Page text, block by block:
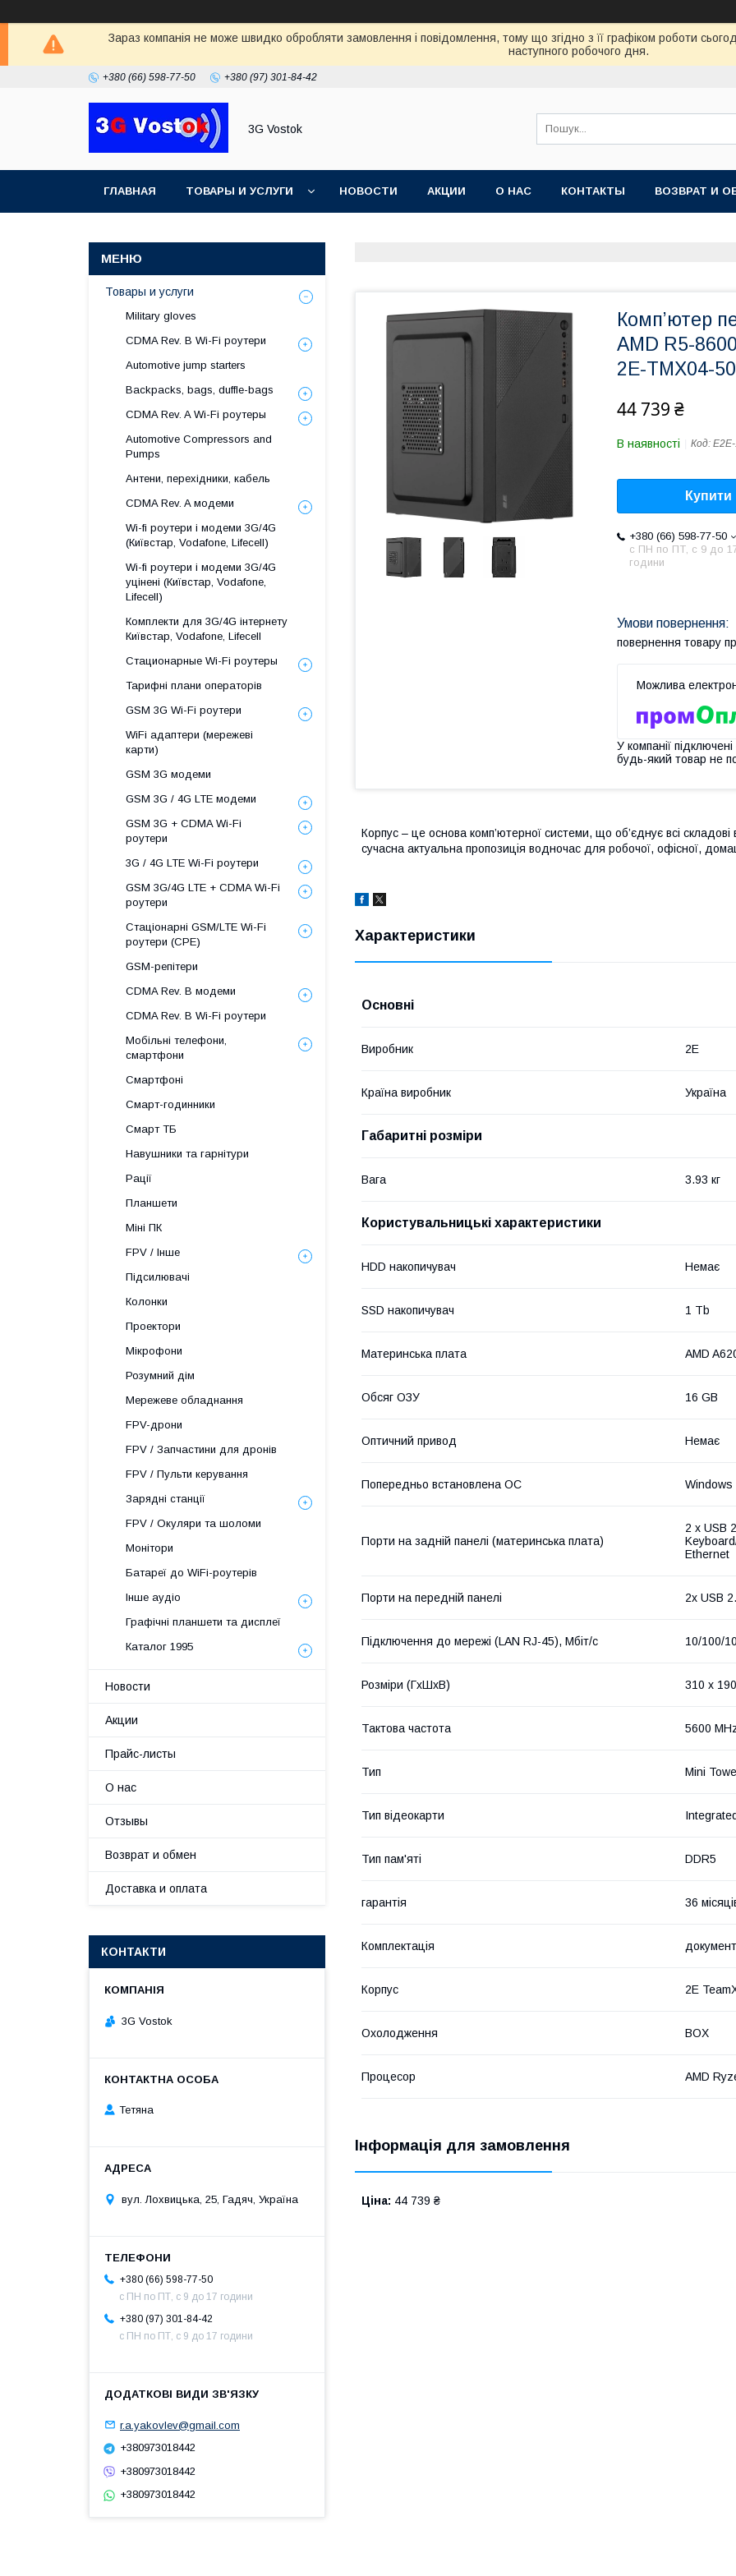
Зараз компанія не може швидко обробляти замовлення і повідомлення, тому що згідно з її графіком роботи
наступного робочого дня.
+380 (66) 598-77-50 +380 (97) 301-84-42
3G Vostok
ГЛАВНАЯ ТОВАРЫ И УСЛУГИ НОВОСТИ АКЦИИ О НАС КОНТАКТЫ ВОЗВРАТ И
Комп’ютер
AMD R5-
2E-TMX04-
44 739 ₴
В наявності Код:
Купити
+380 (66) 598-77-50
с ПН по ПТ, с 9 до
години
повернення товару
У компанії
будь-який товар не
Корпус – це основа комп’ютерної системи, що об’єднує всі
сучасна актуальна пропозиція водночас для робочої, офісної,
Характеристики
Основні
Виробник 2E
Країна виробник Україна
Габаритні розміри
Вага 3.93 кг
Користувальницькі характеристики
HDD накопичувач Немає
SSD накопичувач 1 Tb
Материнська плата AMD
Обсяг ОЗУ 16 GB
Оптичний привод Немає
Попередньо встановлена ОС Windows
Порти на задній панелі (материнська плата)
2 x USB
Ethernet
Порти на передній панелі 2x USB
Підключення до мережі (LAN RJ-45), Мбіт/с 10/100/
Розміри (ГxШxВ) 310 x
Тактова частота 5600
Тип Mini
Тип відеокарти Integrated
Тип пам'яті DDR5
гарантія 36
Комплектація
Корпус 2E
Охолодження BOX
Процесор AMD
Інформація для замовлення
Ціна: 44 739 ₴
Товары и услуги
Military gloves
CDMA Rev. B Wi-Fi роутери
Automotive jump starters
Backpacks, bags, duffle-bags
CDMA Rev. A Wi-Fi роутеры
Automotive Compressors and
Pumps
Антени, перехідники, кабель
CDMA Rev. A модеми
Wi-fi роутери і модеми 3G/4G
(Київстар, Vodafone, Lifecell)
Wi-fi роутери і модеми 3G/4G
уцінені (Київстар, Vodafone,
Lifecell)
Комплекти для 3G/4G інтернету
Київстар, Vodafone, Lifecell
Стационарные Wi-Fi роутеры
Тарифні плани операторів
GSM 3G Wi-Fi роутери
WiFi адаптери (мережеві
карти)
GSM 3G модеми
GSM 3G / 4G LTE модеми
GSM 3G + CDMA Wi-Fi
роутери
3G / 4G LTE Wi-Fi роутери
GSM 3G/4G LTE + CDMA Wi-Fi
роутери
Стаціонарні GSM/LTE Wi-Fi
роутери (CPE)
GSM-репітери
CDMA Rev. B модеми
CDMA Rev. B Wi-Fi роутери
Мобільні телефони,
смартфони
Смартфоні
Смарт-годинники
Смарт ТБ
Навушники та гарнітури
Рації
Планшети
Міні ПК
FPV / Інше
Підсилювачі
Колонки
Проектори
Мікрофони
Розумний дім
Мережеве обладнання
FPV-дрони
FPV / Запчастини для дронів
FPV / Пульти керування
Зарядні станції
FPV / Окуляри та шоломи
Монітори
Батареї до WiFi-роутерів
Інше аудіо
Графічні планшети та дисплеї
Каталог 1995
Новости
Акции
Прайс-листы
О нас
Отзывы
Возврат и обмен
Доставка и оплата
КОНТАКТИ
3G Vostok
Тетяна
вул. Лохвицька, 25, Гадяч, Україна
+380 (66) 598-77-50
с ПН по ПТ, с 9 до 17 години
+380 (97) 301-84-42
с ПН по ПТ, с 9 до 17 години
r.a.yakovlev@gmail.com
+380973018442
+380973018442
+380973018442